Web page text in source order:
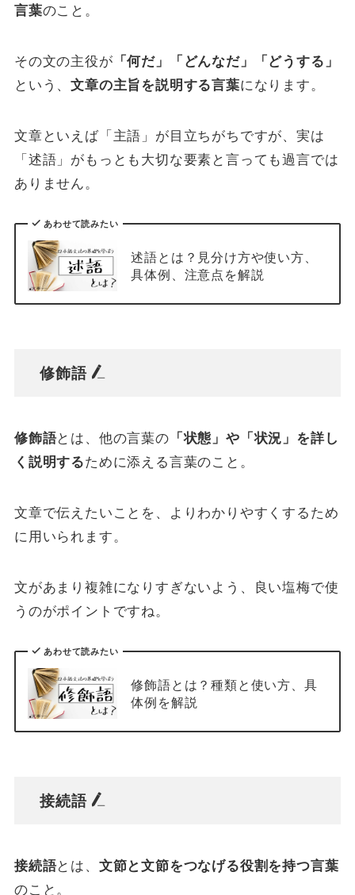
言葉のこと。
その文の主役が 「何だ」「どんなだ」「どうする」
という、文章の主旨を説明する言葉になります。
文章といえば「主語」が目立ちがちですが、実は
「述語」がもっとも大切な要素と言っても過言では
ありません。
あわせて読みたい
述語とは？見分け方や使い方、
具体例、注意点を解説
修飾語
修飾語とは、他の言葉の 「状態」や「状況」を詳し
く説明するために添える言葉のこと。
文章で伝えたいことを、よりわかりやすくするため
に用いられます。
文があまり複雑になりすぎないよう、良い塩梅で使
うのがポイントですね。
あわせて読みたい
修飾語とは？種類と使い方、具
体例を解説
接続語
接続語とは、 文節と文節をつなげる役割を持つ言葉
のこと。